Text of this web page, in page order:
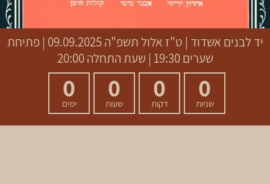
יד לבנים אשדוד | ט"ז אלול תשפ"ה
09.09.2025 | פתיחת
שערים 19:30 | שעת התחלה 20:00
0
שניות
0
דקות
0
שעות
0
ימים